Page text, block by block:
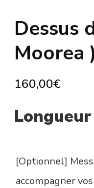
Dessus
Moorea )
160,00€
[Optionnel]
accompagner